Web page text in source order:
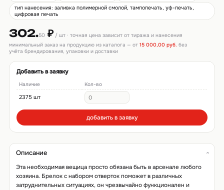
тип нанесения: заливка полимерной смолой, тампопечать, уф-печать,
цифровая печать
302.50₽/ шт · точная цена зависит от тиража и нанесения
минимальный заказ на продукцию из каталога — от 15 000,00 руб. без
учёта брендирования, упаковки и доставки
Добавить в заявку
Наличие Кол-во
2375 шт
добавить в заявку
Описание
Эта необходимая вещица просто обязана быть в арсенале любого
хозяина. Брелок с набором отверток поможет в различных
затруднительных ситуациях, он чрезвычайно функционален и